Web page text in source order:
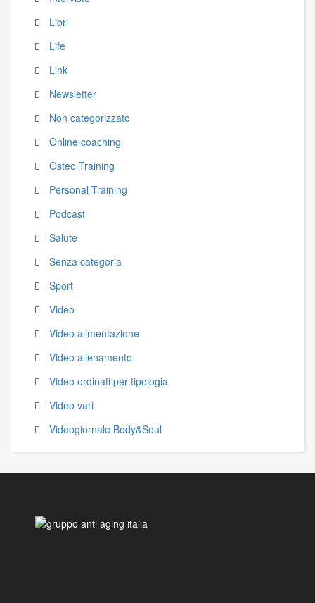
Libri
Life
Link
Newsletter
Non categorizzato
Online coaching
Osteo Training
Personal Training
Podcast
Salute
Senza categoria
Sport
Video
Video alimentazione
Video allenamento
Video ordinati per tipologia
Video vari
Videogiornale Body&Soul